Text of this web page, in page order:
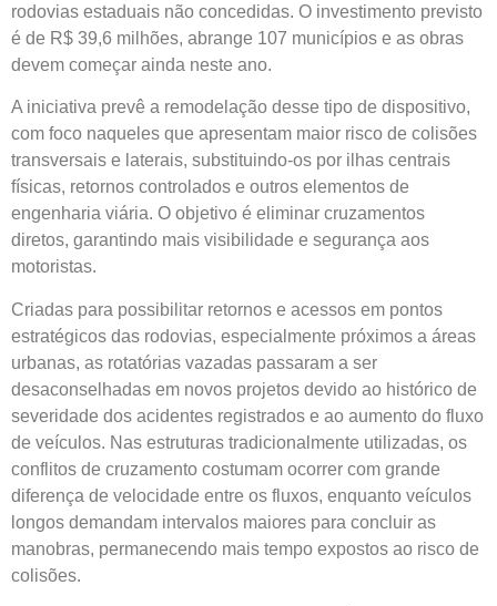
rodovias estaduais não concedidas. O investimento previsto
é de R$ 39,6 milhões, abrange 107 municípios e as obras
devem começar ainda neste ano.
A iniciativa prevê a remodelação desse tipo de dispositivo,
com foco naqueles que apresentam maior risco de colisões
transversais e laterais, substituindo-os por ilhas centrais
físicas, retornos controlados e outros elementos de
engenharia viária. O objetivo é eliminar cruzamentos
diretos, garantindo mais visibilidade e segurança aos
motoristas.
Criadas para possibilitar retornos e acessos em pontos
estratégicos das rodovias, especialmente próximos a áreas
urbanas, as rotatórias vazadas passaram a ser
desaconselhadas em novos projetos devido ao histórico de
severidade dos acidentes registrados e ao aumento do fluxo
de veículos. Nas estruturas tradicionalmente utilizadas, os
conflitos de cruzamento costumam ocorrer com grande
diferença de velocidade entre os fluxos, enquanto veículos
longos demandam intervalos maiores para concluir as
manobras, permanecendo mais tempo expostos ao risco de
colisões.